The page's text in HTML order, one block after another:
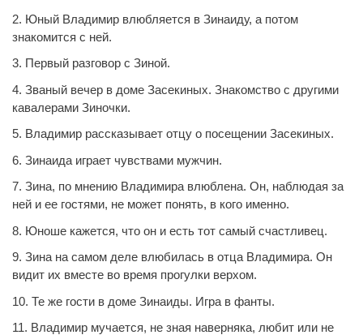
2. Юный Владимир влюбляется в Зинаиду, а потом
знакомится с ней.
3. Первый разговор с Зиной.
4. Званый вечер в доме Засекиных. Знакомство с другими
кавалерами Зиночки.
5. Владимир рассказывает отцу о посещении Засекиных.
6. Зинаида играет чувствами мужчин.
7. Зина, по мнению Владимира влюблена. Он, наблюдая за
ней и ее гостями, не может понять, в кого именно.
8. Юноше кажется, что он и есть тот самый счастливец.
9. Зина на самом деле влюбилась в отца Владимира. Он
видит их вместе во время прогулки верхом.
10. Те же гости в доме Зинаиды. Игра в фанты.
11. Владимир мучается, не зная наверняка, любит или не